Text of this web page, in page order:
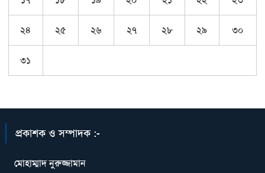
২৪ ২৫ ২৬ ২৭ ২৮ ২৯ ৩০
৩১
প্রকাশক ও সম্পাদক :-
মোহাম্মাদ নুরুজ্জামান